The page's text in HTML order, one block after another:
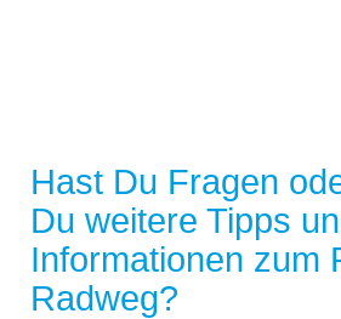
Hast Du Fragen
Du weitere Tipps
Informationen zum
Radweg?